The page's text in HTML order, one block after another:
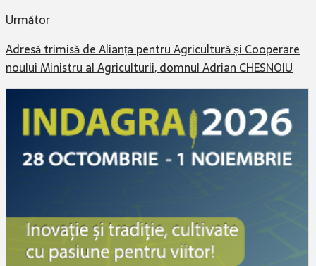
Următor
Adresă trimisă de Alianța pentru Agricultură și Cooperare
noului Ministru al Agriculturii, domnul Adrian CHESNOIU